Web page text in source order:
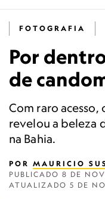
FOTOGRAFIA
Por
de
Com raro
revelou a beleza
na Bahia.
POR MAURICIO
PUBLICADO 8 DE
ATUALIZADO 5 DE